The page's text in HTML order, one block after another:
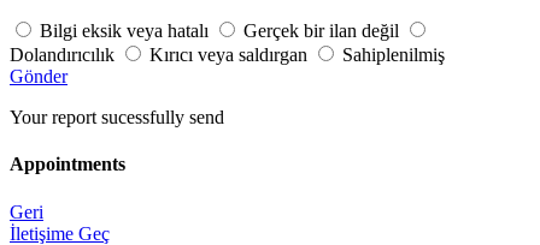
Bilgi eksik veya hatalı
Gerçek bir ilan değil
Dolandırıcılık
Kırıcı veya saldırgan
Sahiplenilmiş
Gönder
Your report sucessfully send
Appointments
Geri
İletişime Geç